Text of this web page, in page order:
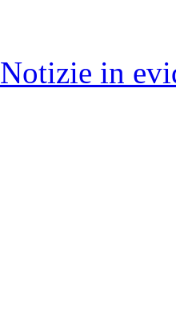
Notizie in